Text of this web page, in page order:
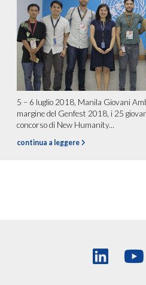
5 – 6 luglio 2018, Manila Giovani
margine del Genfest 2018, i 25
concorso di New Humanity...
continua a leggere